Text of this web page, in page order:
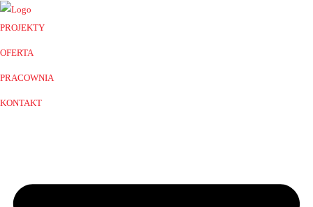
PROJEKTY
OFERTA
PRACOWNIA
KONTAKT